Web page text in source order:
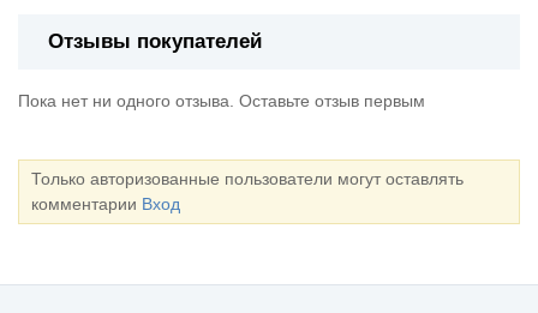
Отзывы покупателей
Пока нет ни одного отзыва. Оставьте отзыв первым
Только авторизованные пользователи могут оставлять
комментарии Вход